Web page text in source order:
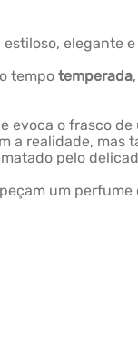
elegante
tempotemperada
evoca o frasco de
a realidade, mas
pelo
um perfume